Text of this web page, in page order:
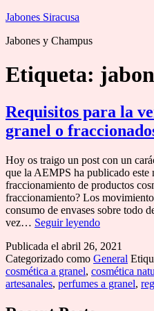
Saltar
contenido
Jabones Siracusa
Jabones y Champus
Etiqueta:
Requisitos para la
granel o
Hoy os traigo un post con un
que la AEMPS ha publicado este
fraccionamiento de productos
fraccionamiento? Los
consumo de envases sobre todo
vez… Seguir leyendoRequisitos
la
venta
de
cosméticos
Publicada el abril 26, 2021
Categorizado como General
cosmética a granel, cosmética
artesanales, perfumes a granel,